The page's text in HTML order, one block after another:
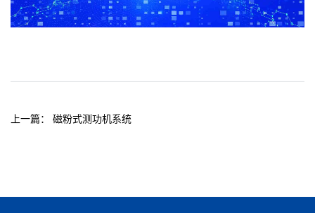
上一篇： 磁粉式测功机系统